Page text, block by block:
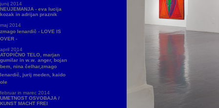
junij 2014
NEUJEMANJA - eva lucija
kozak in adrijan praznik
maj 2014
zmago lenardič - LOVE IS
OVER -
april 2014
ATOPIČNO TELO, marjan
gumilar in w.w. anger, bojan
bem, nina čelhar,zmago
lenardič, jurij meden, kaido
ole
februar in marec 2014
UMETNOST OSVOBAJA /
KUNST MACHT FREI